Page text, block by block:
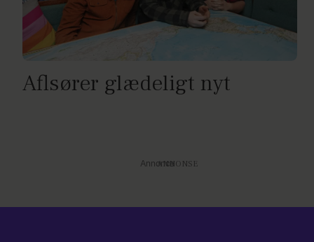
Aflsører glædeligt nyt
Annonce